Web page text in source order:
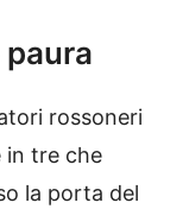
rossoneri
in tre che
la porta del